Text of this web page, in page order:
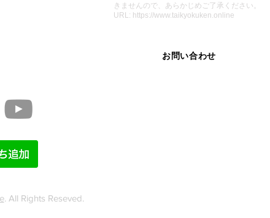
きませんので、あらかじめご了承ください。
URL: https://www.taikyokuken.online
お問い合わせ
. All Rights Reseved.